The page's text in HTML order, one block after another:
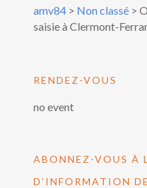
amv84 > Non classé >
saisie à Clermont-
RENDEZ-VOUS
no event
ABONNEZ-VOUS À
D’INFORMATION